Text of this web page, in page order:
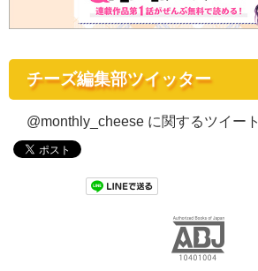
チーズ編集部ツイッター
@monthly_cheese に関するツイート